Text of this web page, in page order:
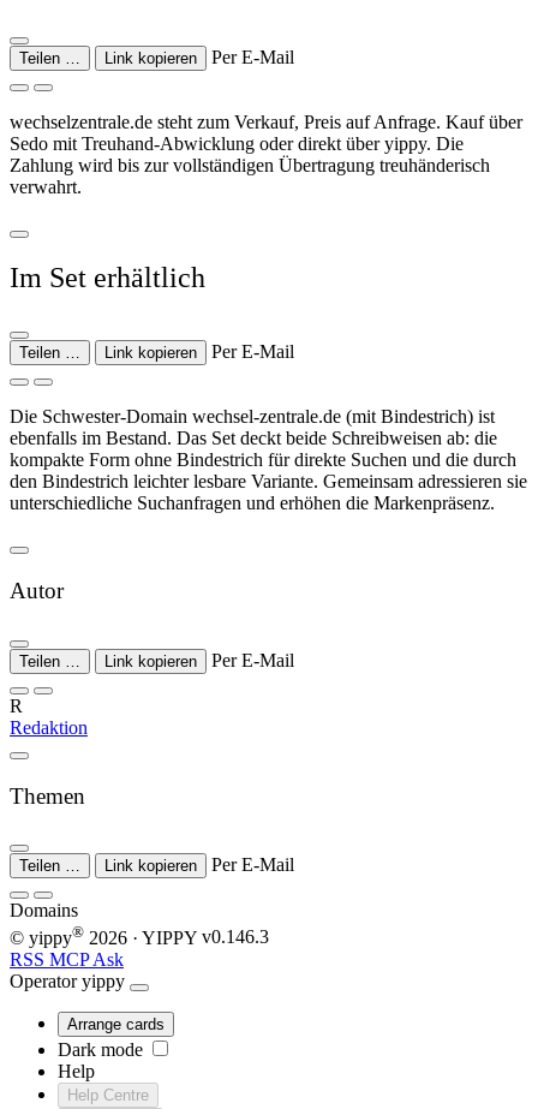
Teilen … Link kopieren Per E-Mail
wechselzentrale.de steht zum Verkauf, Preis auf Anfrage. Kauf über
Sedo mit Treuhand-Abwicklung oder direkt über yippy. Die
Zahlung wird bis zur vollständigen Übertragung treuhänderisch
verwahrt.
Im Set erhältlich
Teilen … Link kopieren Per E-Mail
Die Schwester-Domain wechsel-zentrale.de (mit Bindestrich) ist
ebenfalls im Bestand. Das Set deckt beide Schreibweisen ab: die
kompakte Form ohne Bindestrich für direkte Suchen und die durch
den Bindestrich leichter lesbare Variante. Gemeinsam adressieren sie
unterschiedliche Suchanfragen und erhöhen die Markenpräsenz.
Autor
Teilen … Link kopieren Per E-Mail
R
Redaktion
Themen
Teilen … Link kopieren Per E-Mail
Domains
© yippy® 2026 · YIPPY v0.146.3
RSS MCPAsk
Operator yippy
Arrange cards
Dark mode
Help
Help Centre